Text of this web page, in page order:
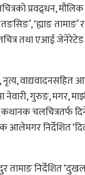
प्रवद्र्धन,
‘ह्याङ
तथा एआई जेनेरेटेड
वाद्यवादनसहित
नेवारी, गुरुङ, मगर,
कथानक चलचित्रतर्फ
आलेमगर निर्देशित
निर्देशित